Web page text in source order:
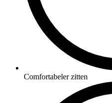
Comfortabeler zitten